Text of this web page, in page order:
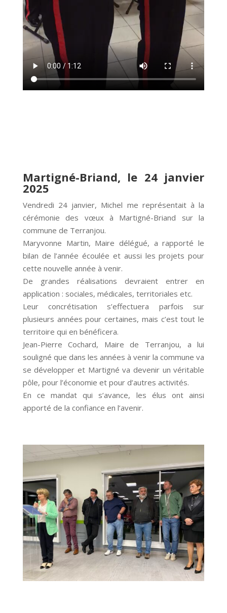
Martigné-Briand, le 24 janvier
2025
Vendredi 24 janvier, Michel me représentait à la
cérémonie des vœux à Martigné-Briand sur la
commune de Terranjou.
Maryvonne Martin, Maire délégué, a rapporté le
bilan de l’année écoulée et aussi les projets pour
cette nouvelle année à venir.
De grandes réalisations devraient entrer en
application : sociales, médicales, territoriales etc.
Leur concrétisation s’effectuera parfois sur
plusieurs années pour certaines, mais c’est tout le
territoire qui en bénéficera.
Jean-Pierre Cochard, Maire de Terranjou, a lui
souligné que dans les années à venir la commune va
se développer et Martigné va devenir un véritable
pôle, pour l’économie et pour d’autres activités.
En ce mandat qui s’avance, les élus ont ainsi
apporté de la confiance en l’avenir.